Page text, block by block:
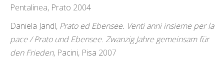
Pentalinea, Prato 2004
Daniela Jandl, Prato ed Ebensee. Venti anni insieme per la
pace / Prato und Ebensee. Zwanzig Jahre gemeinsam für
den Frieden, Pacini, Pisa 2007